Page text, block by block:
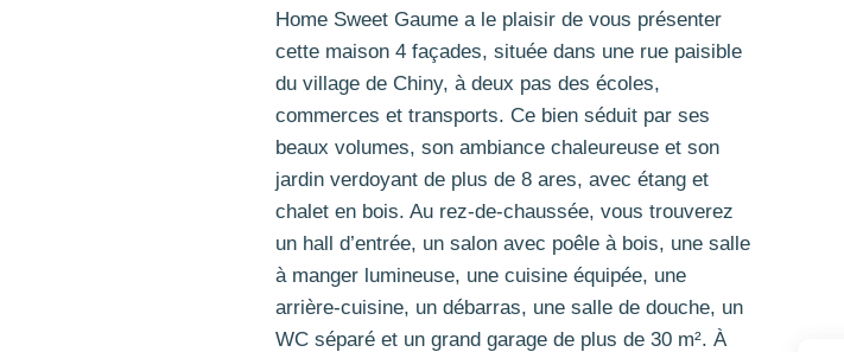
Home Sweet Gaume a le plaisir de vous présenter
cette maison 4 façades, située dans une rue paisible
du village de Chiny, à deux pas des écoles,
commerces et transports. Ce bien séduit par ses
beaux volumes, son ambiance chaleureuse et son
jardin verdoyant de plus de 8 ares, avec étang et
chalet en bois. Au rez-de-chaussée, vous trouverez
un hall d’entrée, un salon avec poêle à bois, une salle
à manger lumineuse, une cuisine équipée, une
arrière-cuisine, un débarras, une salle de douche, un
WC séparé et un grand garage de plus de 30 m². À